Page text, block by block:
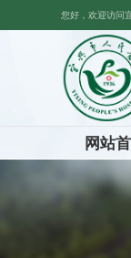
您好，欢迎访问
网站